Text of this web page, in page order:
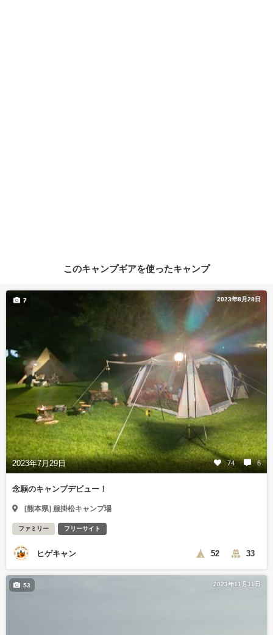
このキャンプギアを使ったキャンプ
2023年8月28日
2023年7月29日 74 6
7
念願のキャンプデビュー！
[熊本県] 服掛松キャンプ場
ファミリー フリーサイト
ヒゲキャン 52 33
2023年11月11日
53